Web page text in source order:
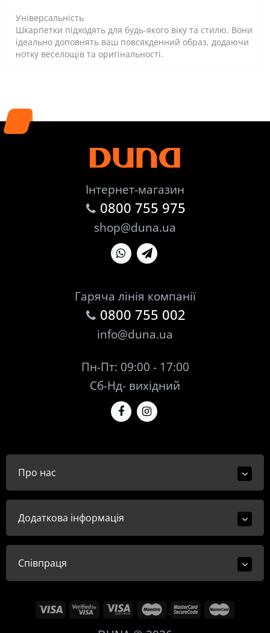
Універсальність
Шкарпетки підходять для будь-якого віку та стилю. Вони
ідеально доповнять ваш повсякденний образ, додаючи
нотку веселощів та оригінальності.
Інтернет-магазин
0800 755 975
shop@duna.ua
Гаряча лінія компанії
0800 755 002
info@duna.ua
Пн-Пт: 09:00 - 17:00
Сб-Нд- вихідний
Про нас
Додаткова інформація
Співпраця